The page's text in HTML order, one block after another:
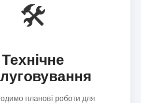
🛠️
Технічне
планові роботи для